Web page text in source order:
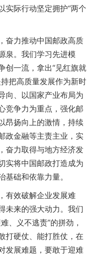
实际行动坚定拥护“两个
力推动中国邮政高质
泉。我们学习先进模
创一流，拿出“见红旗就
把高质量发展作为新时
向、以国家产业布局为
竞争力为重点，强化邮
昂扬向上的激情，持续
政金融等主责主业，实
奋力取得与地方经济发
实将中国邮政打造成为
础和依靠力量。
效破解企业发展难
未来的强大动力。我们
、义不逃责”的拼劲，
打硬仗、能打胜仗，在
发展难题，要敢于迎难